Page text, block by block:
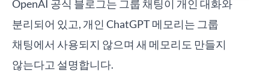
OpenAI 공식 블로그는 그룹 채팅이 개인 대화와
분리되어 있고, 개인 ChatGPT 메모리는 그룹
채팅에서 사용되지 않으며 새 메모리도 만들지
않는다고 설명합니다.